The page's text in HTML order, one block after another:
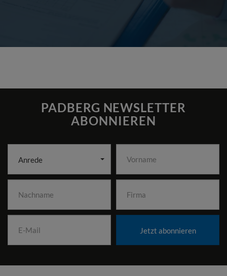
PADBERG NEWSLETTER
ABONNIEREN
Anrede
Jetzt abonnieren